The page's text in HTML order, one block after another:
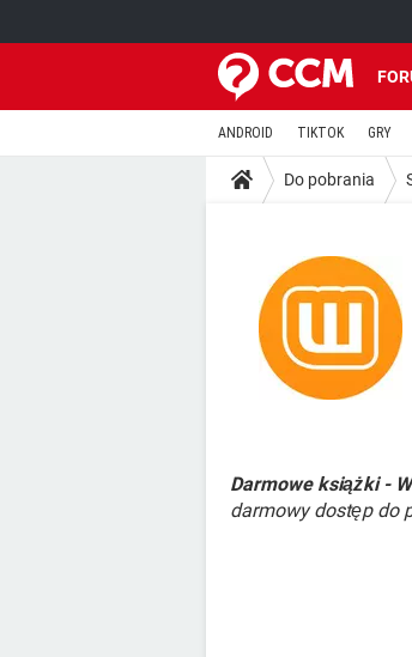
ANDROID TIKTOK GRY
Do pobrania
Darmowe książki -
darmowy dostęp do